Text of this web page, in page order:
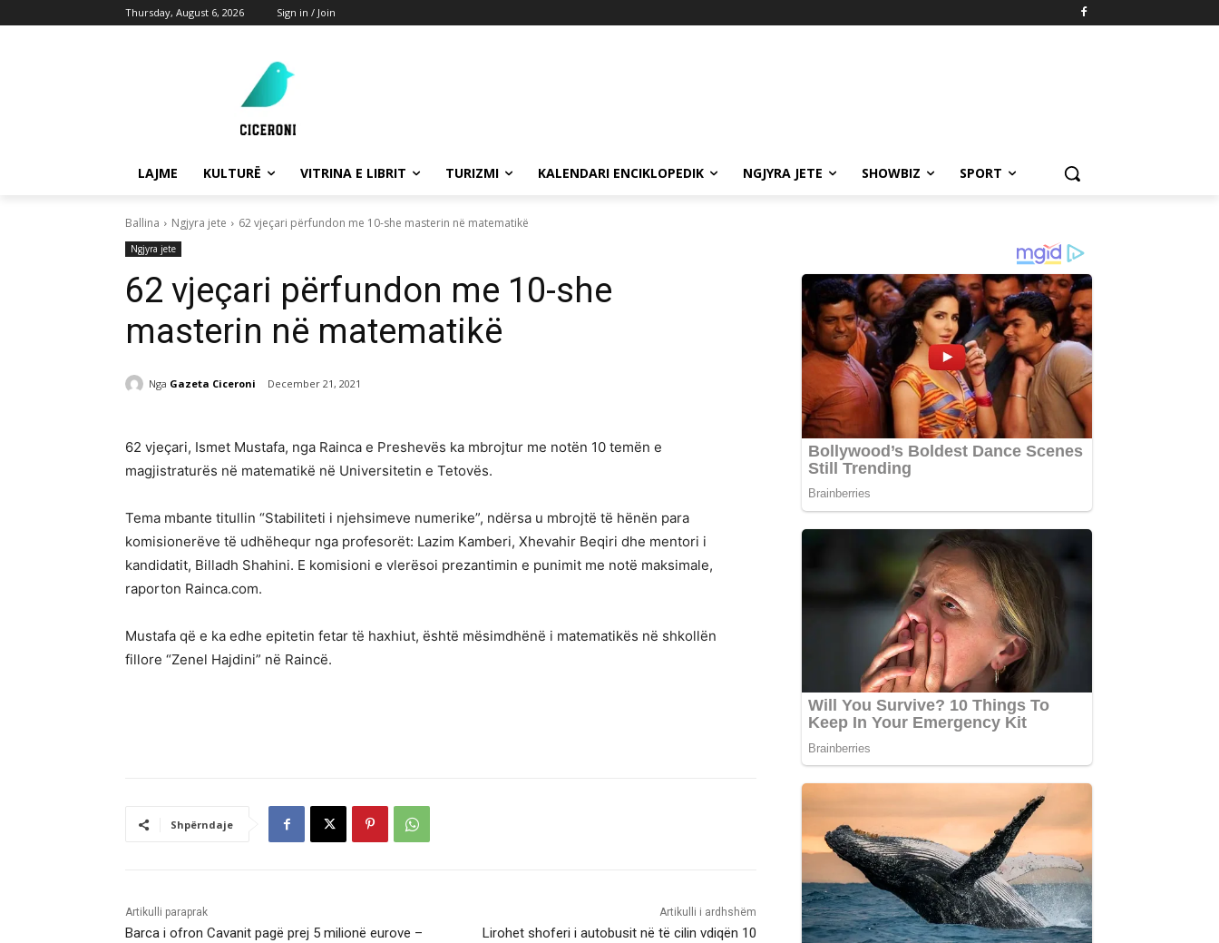
Thursday, August 6, 2026 Sign in / Join
LAJME KULTURË VITRINA E LIBRIT TURIZMI KALENDARI ENCIKLOPEDIK NGJYRA JETE SHOWBIZ SPORT
Ballina Ngjyra jete 62 vjeçari përfundon me 10-she masterin në matematikë
Ngjyra jete
62 vjeçari përfundon me 10-she
masterin në matematikë
Nga Gazeta Ciceroni December 21, 2021
62 vjeçari, Ismet Mustafa, nga Rainca e Preshevës ka mbrojtur me notën 10 temën e
magjistraturës në matematikë në Universitetin e Tetovës.
Tema mbante titullin “Stabiliteti i njehsimeve numerike”, ndërsa u mbrojtë të hënën para
komisionerëve të udhëhequr nga profesorët: Lazim Kamberi, Xhevahir Beqiri dhe mentori i
kandidatit, Billadh Shahini. E komisioni e vlerësoi prezantimin e punimit me notë maksimale,
raporton Rainca.com.
Mustafa që e ka edhe epitetin fetar të haxhiut, është mësimdhënë i matematikës në shkollën
fillore “Zenel Hajdini” në Raincë.
Shpërndaje
Artikulli paraprak
Barca i ofron Cavanit pagë prej 5 milionë eurove –
Artikulli i ardhshëm
Lirohet shoferi i autobusit në të cilin vdiqën 10